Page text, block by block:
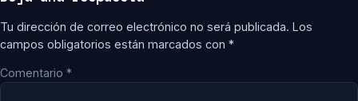
Tu dirección de correo electrónico no será publicada. Los
campos obligatorios están marcados con *
Comentario *